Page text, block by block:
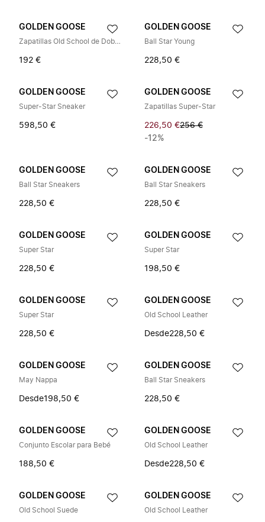
GOLDEN GOOSE
Zapatillas Old School de Doble Correa
192 €
GOLDEN GOOSE
Ball Star Young
228,50 €
GOLDEN GOOSE
Super-Star Sneaker
598,50 €
GOLDEN GOOSE
Zapatillas Super-Star
226,50 €256 €
-12%
GOLDEN GOOSE
Ball Star Sneakers
228,50 €
GOLDEN GOOSE
Ball Star Sneakers
228,50 €
GOLDEN GOOSE
Super Star
228,50 €
GOLDEN GOOSE
Super Star
198,50 €
GOLDEN GOOSE
Super Star
228,50 €
GOLDEN GOOSE
Old School Leather
Desde228,50 €
GOLDEN GOOSE
May Nappa
Desde198,50 €
GOLDEN GOOSE
Ball Star Sneakers
228,50 €
GOLDEN GOOSE
Conjunto Escolar para Bebé
188,50 €
GOLDEN GOOSE
Old School Leather
Desde228,50 €
GOLDEN GOOSE
Old School Suede
GOLDEN GOOSE
Old School Leather